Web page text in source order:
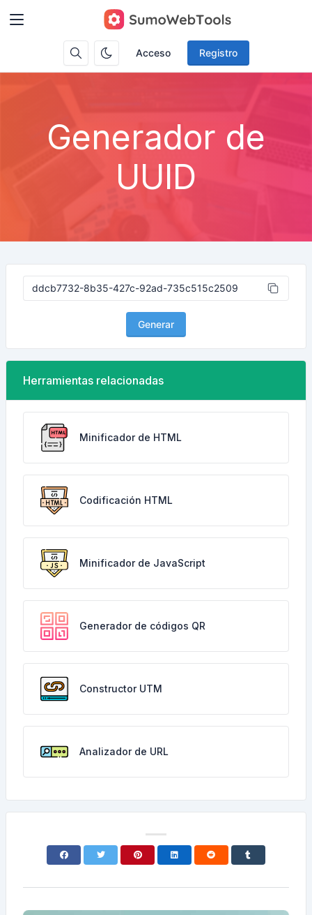
Acceso Registro
Generador de
UUID
Generar
Herramientas relacionadas
Minificador de HTML
Codificación HTML
Minificador de JavaScript
Generador de códigos QR
Constructor UTM
Analizador de URL